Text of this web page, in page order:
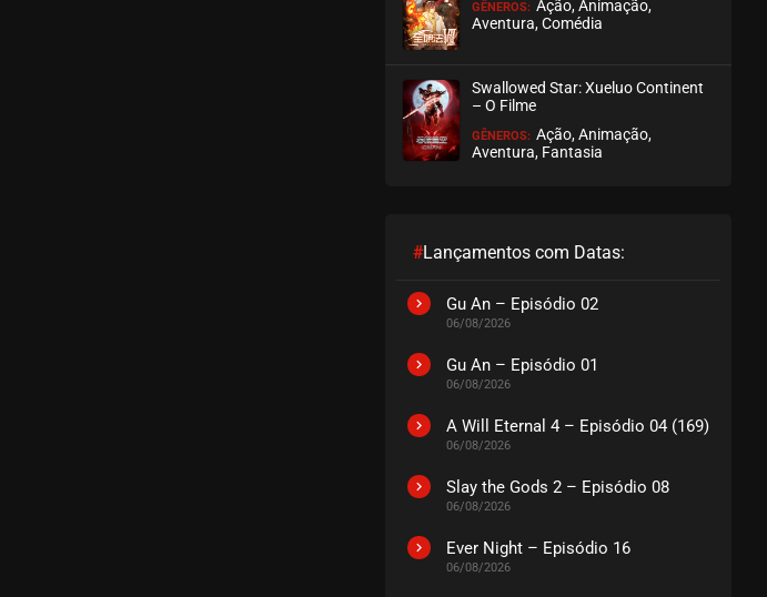
ASSISTIDO
EPISÓDIO 194
GÊNEROS: Ação, Animação,
Aventura, Comédia
Swallowed Star: Xueluo Continent
– O Filme
GÊNEROS: Ação, Animação,
Aventura, Fantasia
#Lançamentos com Datas:
Gu An – Episódio 02
06/08/2026
Gu An – Episódio 01
06/08/2026
A Will Eternal 4 – Episódio 04 (169)
06/08/2026
Slay the Gods 2 – Episódio 08
06/08/2026
Ever Night – Episódio 16
06/08/2026